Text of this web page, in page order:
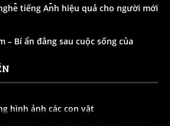
– Bí ẩn đằng sau cuộc sống